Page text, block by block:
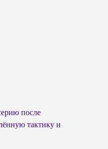
после
тактику и